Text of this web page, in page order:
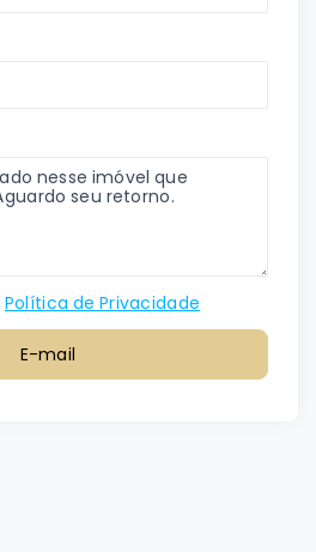
Política de Privacidade
E-mail